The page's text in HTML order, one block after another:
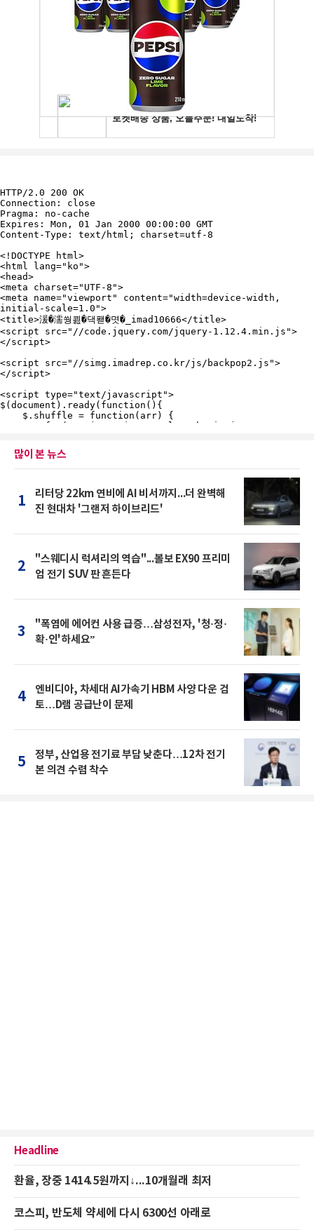
많이 본 뉴스
1
리터당 22km 연비에 AI 비서까지...더 완벽해
진 현대차 '그랜저 하이브리드'
2
"스웨디시 럭셔리의 역습"...볼보 EX90 프리미
엄 전기 SUV 판 흔든다
3
"폭염에 에어컨 사용 급증…삼성전자, '청·정·
확·인'하세요”
4
엔비디아, 차세대 AI가속기 HBM 사양 다운 검
토…D램 공급난이 문제
5
정부, 산업용 전기료 부담 낮춘다…12차 전기
본 의견 수렴 착수
Headline
환율, 장중 1414.5원까지↓...10개월래 최저
코스피, 반도체 약세에 다시 6300선 아래로